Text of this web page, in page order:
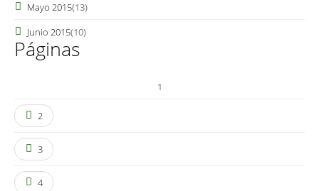
Mayo 2015(13)
Junio 2015(10)
Páginas
1
2
3
4